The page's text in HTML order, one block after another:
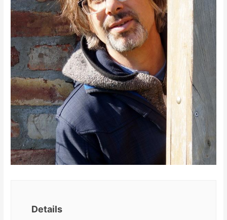
Details